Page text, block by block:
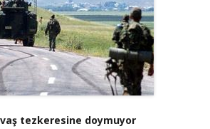
tezkeresine doymuyor